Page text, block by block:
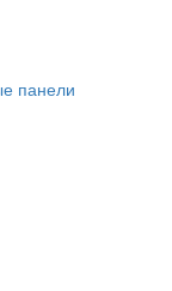
панели